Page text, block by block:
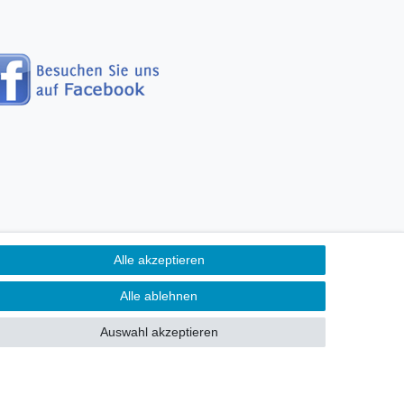
Alle akzeptieren
Alle ablehnen
Auswahl akzeptieren